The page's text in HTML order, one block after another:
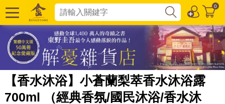
0
【香水沐浴】小蒼蘭梨萃香水沐浴露
700ml （經典香氛/國民沐浴/香水沐